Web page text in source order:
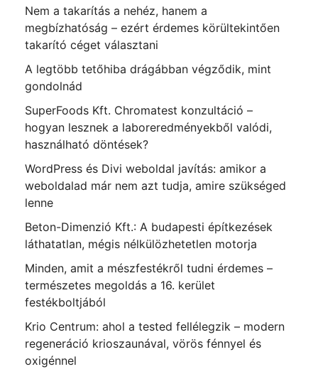
Nem a takarítás a nehéz, hanem a
megbízhatóság – ezért érdemes körültekintően
takarító céget választani
A legtöbb tetőhiba drágábban végződik, mint
gondolnád
SuperFoods Kft. Chromatest konzultáció –
hogyan lesznek a laboreredményekből valódi,
használható döntések?
WordPress és Divi weboldal javítás: amikor a
weboldalad már nem azt tudja, amire szükséged
lenne
Beton-Dimenzió Kft.: A budapesti építkezések
láthatatlan, mégis nélkülözhetetlen motorja
Minden, amit a mészfestékről tudni érdemes –
természetes megoldás a 16. kerület
festékboltjából
Krio Centrum: ahol a tested fellélegzik – modern
regeneráció krioszaunával, vörös fénnyel és
oxigénnel